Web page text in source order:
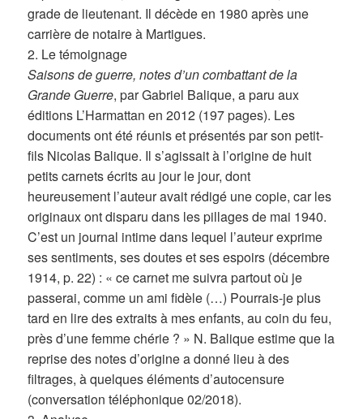
grade de lieutenant. Il décède en 1980 après une
carrière de notaire à Martigues.
2. Le témoignage
Saisons de guerre, notes d’un combattant de la
Grande Guerre, par Gabriel Balique, a paru aux
éditions L’Harmattan en 2012 (197 pages). Les
documents ont été réunis et présentés par son petit-
fils Nicolas Balique. Il s’agissait à l’origine de huit
petits carnets écrits au jour le jour, dont
heureusement l’auteur avait rédigé une copie, car les
originaux ont disparu dans les pillages de mai 1940.
C’est un journal intime dans lequel l’auteur exprime
ses sentiments, ses doutes et ses espoirs (décembre
1914, p. 22) : « ce carnet me suivra partout où je
passerai, comme un ami fidèle (…) Pourrais-je plus
tard en lire des extraits à mes enfants, au coin du feu,
près d’une femme chérie ? » N. Balique estime que la
reprise des notes d’origine a donné lieu à des
filtrages, à quelques éléments d’autocensure
(conversation téléphonique 02/2018).